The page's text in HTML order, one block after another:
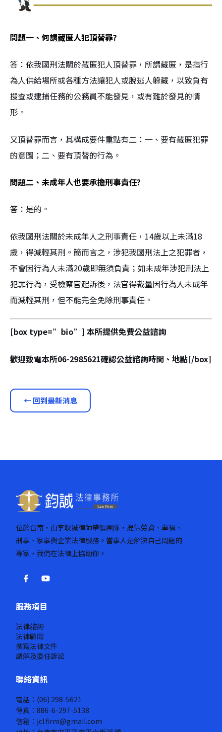
問題一、何謂藏匿人犯頂替罪?
答：依我國刑法關於藏匿犯人頂替罪，所謂藏匿，是指行
為人供給場所或各種方法讓犯人或脫逃人躲藏，以致負有
搜查或逮捕任務的公務員不能發見，或有難於發見的情
形。
又頂替罪而言，其構成要件重點有二：一、要有藏匿犯罪
的意圖；二、要有頂替的行為。
問題二、未成年人也要承擔刑事責任?
答：是的。
依我國刑法關於未成年人之刑事責任，14歲以上未滿18
歲，得減輕其刑。簡而言之，涉犯我國刑法上之犯罪者，
不會因行為人未滿20歲即無須負責；如未成年涉犯刑法上
犯罪行為，受檢察官起訴後，法官得裁量因行為人未成年
而減輕其刑，但不能完全免除刑事責任。
[box type=”bio”] 本所提供免費公益諮詢
歡迎致電本所06-2985621確認公益諮詢時間、地點[/box]
← 回到最新消息
位於台南，由李耿誠律師帶領團隊，提供勞資、車禍、
刑事、家事與企業法律服務。當事人是解決自己問題的
專家，我們在法律上協助你。
服務項目
法律諮詢
法律顧問
撰寫法律文件
調解及委任訴訟
聯絡資訊
電話：(06) 298-5621
傳真：886-6-297-5138
信箱：jcl.firm@gmail.com